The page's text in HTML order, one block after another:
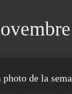
photo de la